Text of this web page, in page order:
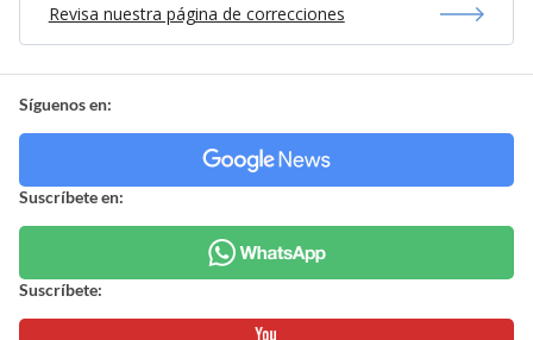
Revisa nuestra página de correcciones
Síguenos en:
Suscríbete en:
Suscríbete: